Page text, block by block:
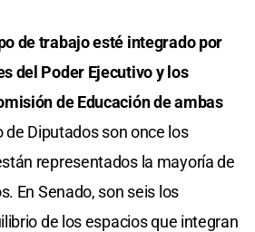
de trabajo esté integrado por
del Poder Ejecutivo y los
de Educación de ambas
de Diputados son once los
representados la mayoría de
En Senado, son seis los
de los espacios que integran